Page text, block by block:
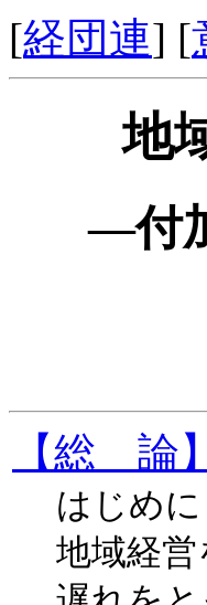
[経団連] [
地
―付
【総 論】
はじめに
地域経